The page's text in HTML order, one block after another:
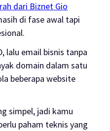
dari Biznet Gio
di fase awal tapi
lalu email bisnis tanpa
domain dalam satu
beberapa website
simpel, jadi kamu
paham teknis yang